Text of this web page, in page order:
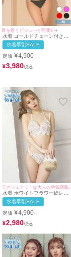
目を惹くビジューが可愛い♦
水着 ゴールドチェーン付きビ
ジューセクシー三角ホルターネ
ックビキニ
水着早割SALE
定価 ¥4,900→
¥3,980
ラグジュアリーな大人の色気満載♪
水着 ホワイトフラワー総レー
ス三角ホルターネックビキニ
水着早割SALE
定価 ¥4,900→
¥2,980